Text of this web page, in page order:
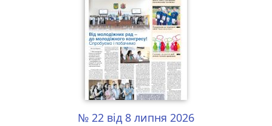
№ 22 від 8 липня 2026